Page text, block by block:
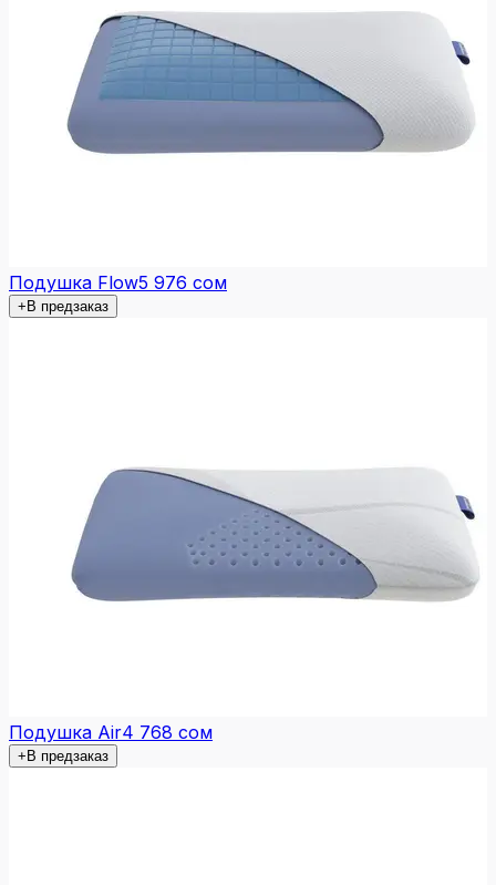
Подушка Flow5 976 сом
+В предзаказ
Подушка Air4 768 сом
+В предзаказ